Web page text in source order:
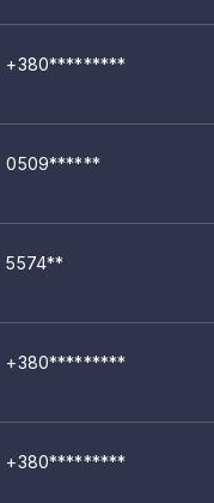
+380*********
0509******
5574**
+380*********
+380*********